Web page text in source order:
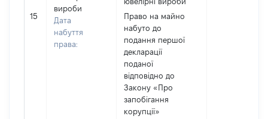
15
вироби
Дата
набуття
права:
Право на майно
набуто до
подання першої
декларації
поданої
відповідно до
Закону «Про
запобігання
корупції»